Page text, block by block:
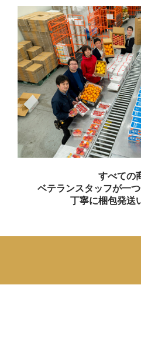
すべての
ベテランスタッフが一
丁寧に梱包発送